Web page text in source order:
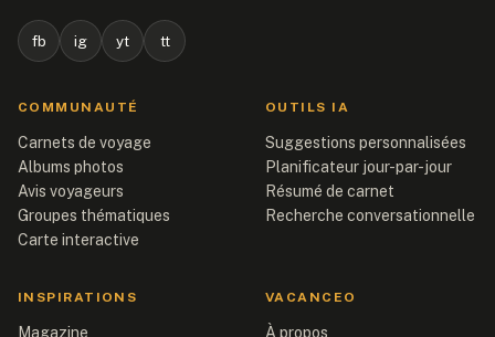
fb ig yt tt
COMMUNAUTÉ
Carnets de voyage
Albums photos
Avis voyageurs
Groupes thématiques
Carte interactive
OUTILS IA
Suggestions personnalisées
Planificateur jour-par-jour
Résumé de carnet
Recherche conversationnelle
INSPIRATIONS
Magazine
VACANCEO
À propos